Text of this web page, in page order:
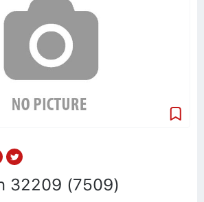
32209 (7509)